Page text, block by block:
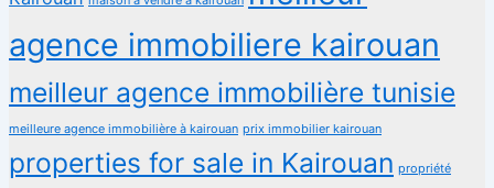
agence immobiliere kairouan
meilleur agence immobilière tunisie
meilleure agence immobilière à kairouan prix immobilier kairouan
properties for sale in Kairouan propriété